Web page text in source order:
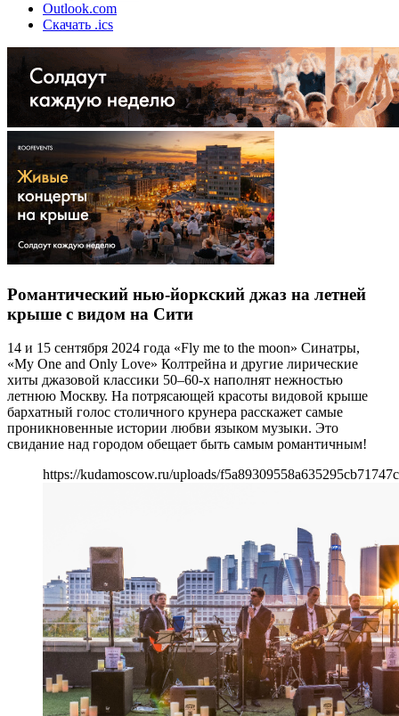
Outlook.com
Скачать .ics
Романтический нью-йоркский джаз на летней
крыше с видом на Сити
14 и 15 сентября 2024 года «Fly me to the moon» Синатры,
«My One and Only Love» Колтрейна и другие лирические
хиты джазовой классики 50–60-х наполнят нежностью
летнюю Москву. На потрясающей красоты видовой крыше
бархатный голос столичного крунера расскажет самые
проникновенные истории любви языком музыки. Это
свидание над городом обещает быть самым романтичным!
https://kudamoscow.ru/uploads/